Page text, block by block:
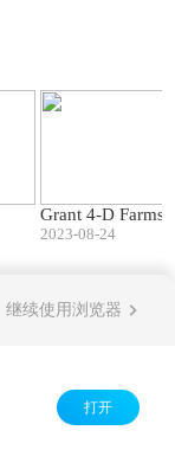
Grant 4-D Farms
2023-08-24
继续使用浏览器
打开